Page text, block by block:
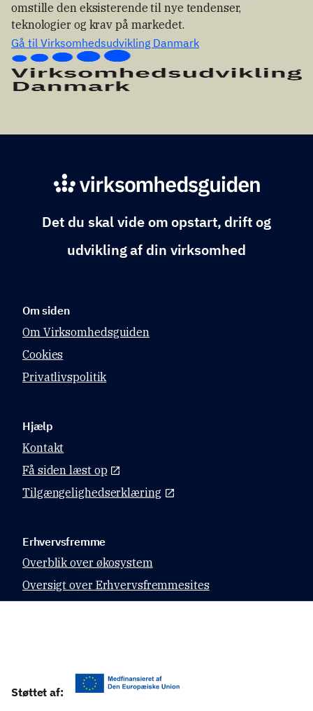
Støttet af:
omstille den eksisterende til nye tendenser,
teknologier og krav på markedet.
Gå til Virksomhedsudvikling Danmark
Det du skal vide om opstart, drift og
udvikling af din virksomhed
Om siden
Om Virksomhedsguiden
Cookies
Privatlivspolitik
Hjælp
Kontakt
Få siden læst op
Tilgængelighedserklæring
Erhvervsfremme
Overblik over økosystem
Oversigt over Erhvervsfremmesites
CVR